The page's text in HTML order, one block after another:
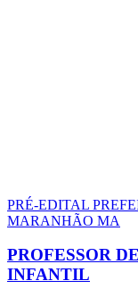
PRÉ-EDITAL
MARANHÃO MA
PROFESSOR
INFANTIL